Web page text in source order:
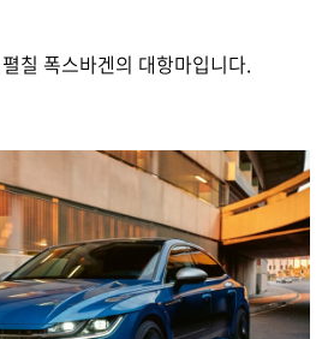
칠 폭스바겐의 대항마입니다.